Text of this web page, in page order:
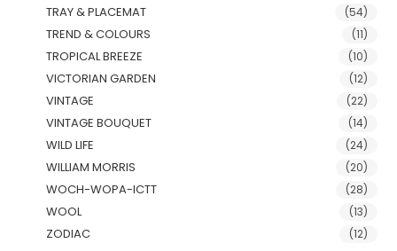
TRAY & PLACEMAT (54)
TREND & COLOURS (11)
TROPICAL BREEZE (10)
VICTORIAN GARDEN (12)
VINTAGE (22)
VINTAGE BOUQUET (14)
WILD LIFE (24)
WILLIAM MORRIS (20)
WOCH-WOPA-ICTT (28)
WOOL (13)
ZODIAC (12)